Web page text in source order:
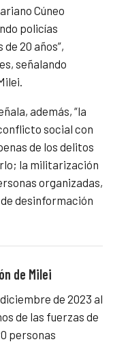
Cúneo
policías
20 años”,
señalando
además, “la
social con
de los delitos
la militarización
organizadas,
desinformación
de Milei
de 2023 al
de las fuerzas de
personas